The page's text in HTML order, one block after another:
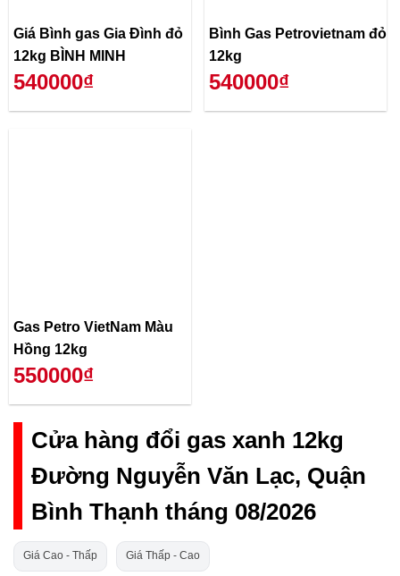
Giá Bình gas Gia Đình đỏ
12kg BÌNH MINH
540000₫
Bình Gas Petrovietnam đỏ
12kg
540000₫
Gas Petro VietNam Màu
Hồng 12kg
550000₫
Cửa hàng đổi gas xanh 12kg
Đường Nguyễn Văn Lạc, Quận
Bình Thạnh tháng 08/2026
Giá Cao - Thấp Giá Thấp - Cao